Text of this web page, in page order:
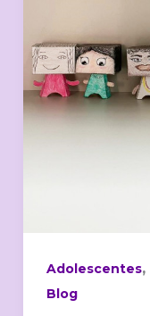
Adolescentes,
Blog
Ciborgues